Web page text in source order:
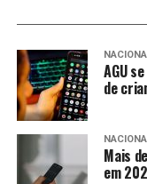
AGU
de
Mais
em